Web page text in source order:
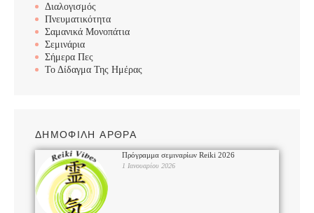
Διαλογισμός
Πνευματικότητα
Σαμανικά Μονοπάτια
Σεμινάρια
Σήμερα Πες
Το Δίδαγμα Της Ημέρας
ΔΗΜΟΦΙΛΗ ΑΡΘΡΑ
Πρόγραμμα σεμιναρίων Reiki 2026
1 Ιανουαρίου 2026